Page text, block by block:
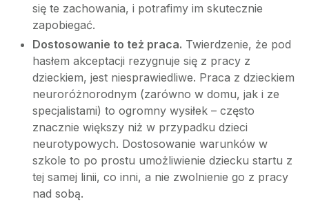
się te zachowania, i potrafimy im skutecznie
zapobiegać.
Dostosowanie to też praca. Twierdzenie, że pod
hasłem akceptacji rezygnuje się z pracy z
dzieckiem, jest niesprawiedliwe. Praca z dzieckiem
neuroróżnorodnym (zarówno w domu, jak i ze
specjalistami) to ogromny wysiłek – często
znacznie większy niż w przypadku dzieci
neurotypowych. Dostosowanie warunków w
szkole to po prostu umożliwienie dziecku startu z
tej samej linii, co inni, a nie zwolnienie go z pracy
nad sobą.